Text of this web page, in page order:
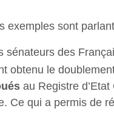
exemples sont
sénateurs des
obtenu le
au Registre d’Etat
Ce qui a permis de